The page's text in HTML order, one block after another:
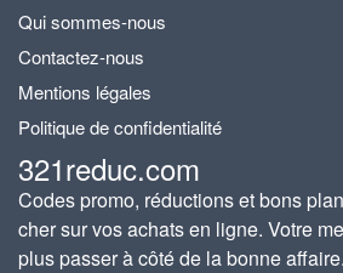
Qui sommes-nous
Contactez-nous
Mentions légales
Politique de confidentialité
321reduc.com
Codes promo, réductions et bons
cher sur vos achats en ligne. Votre
plus passer à côté de la bonne affaire.